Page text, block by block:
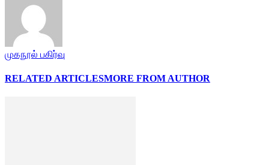
முகநூல் பகிர்வு
RELATED ARTICLESMORE FROM AUTHOR